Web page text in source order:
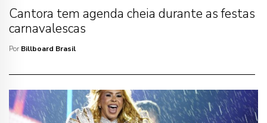
Cantora tem agenda cheia durante as festas
carnavalescas
Por Billboard Brasil